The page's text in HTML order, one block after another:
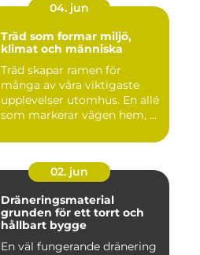
04. jun
Träd som formar miljö,
klimat och människa
Träd skapar ramen för
många av våra viktigaste
upplevelser utomhus. En allé
som markerar vägen hem, ...
02. jun
Dräneringsmaterial
grunden för ett torrt och
hållbart bygge
En väl fungerande dränering